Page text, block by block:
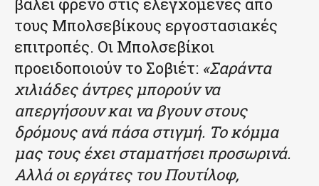
τους Μπολσεβίκους εργοστασιακές
επιτροπές. Οι Μπολσεβίκοι
προειδοποιούν το Σοβιέτ: «Σαράντα
χιλιάδες άντρες μπορούν να
απεργήσουν και να βγουν στους
δρόμους ανά πάσα στιγμή. Το κόμμα
μας τους έχει σταματήσει προσωρινά.
Αλλά οι εργάτες του Πουτίλοφ,